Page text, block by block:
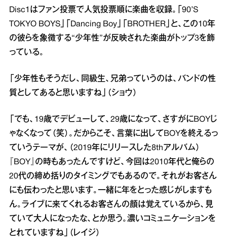
Disc1はファン投票で人気投票順に楽曲を収録。「90’S
TOKYO BOYS」「Dancing Boy」「BROTHER」と、この10年
の彼らを象徴する“少年性”が反映された楽曲がトップ3を飾
っている。
「少年性もそうだし、同級生、兄弟っていうのは、バンドの性
質としてあると思いますね」（ショウ）
「でも、19歳でデビューして、29歳になって、さすがにBOYじ
ゃなくなって（笑）。だからこそ、言葉に出してBOYを終えるっ
ていうテーマが、（2019年にリリースした8thアルバム）
『BOY』の時もあったんですけど、今回は2010年代と俺らの
20代の締め括りのタイミングでもあるので。それがお客さん
にも伝わったと思います。一緒に年をとった感じがしますも
ん。ライブに来てくれるお客さんの顔は覚えているから、見
ていて大人になったな、とか思う。濃いコミュニケーションを
とれていますね」（レイジ）